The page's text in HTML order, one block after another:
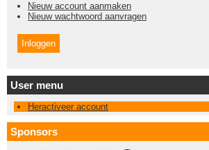
Nieuw account aanmaken
Nieuw wachtwoord aanvragen
User menu
Heractiveer account
Sponsors